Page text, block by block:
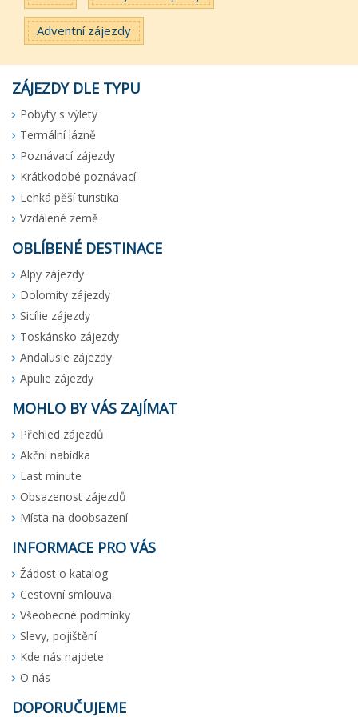
Adventní zájezdy
ZÁJEZDY DLE TYPU
Pobyty s výlety
Termální lázně
Poznávací zájezdy
Krátkodobé poznávací
Lehká pěší turistika
Vzdálené země
OBLÍBENÉ DESTINACE
Alpy zájezdy
Dolomity zájezdy
Sicílie zájezdy
Toskánsko zájezdy
Andalusie zájezdy
Apulie zájezdy
MOHLO BY VÁS ZAJÍMAT
Přehled zájezdů
Akční nabídka
Last minute
Obsazenost zájezdů
Místa na doobsazení
INFORMACE PRO VÁS
Žádost o katalog
Cestovní smlouva
Všeobecné podmínky
Slevy, pojištění
Kde nás najdete
O nás
DOPORUČUJEME